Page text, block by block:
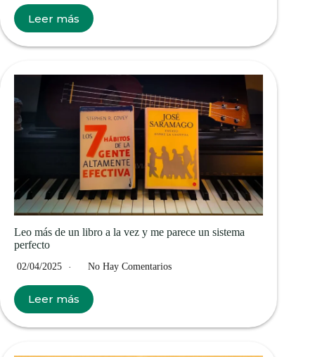
Leer más
Leo más de un libro a la vez y me parece un sistema
perfecto
02/04/2025 No Hay Comentarios
Leer más